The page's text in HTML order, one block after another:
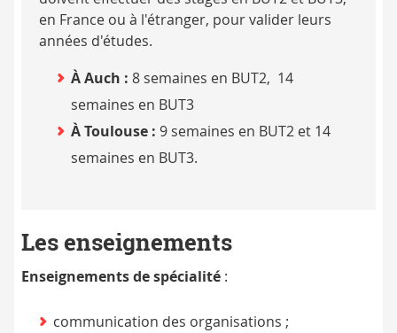
en France ou à l'étranger, pour valider leurs
années d'études.
À Auch : 8 semaines en BUT2, 14
semaines en BUT3
À Toulouse : 9 semaines en BUT2 et 14
semaines en BUT3.
Les enseignements
Enseignements de spécialité :
communication des organisations ;